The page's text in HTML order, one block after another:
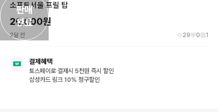
판매
완료
소프트서울 프릴 탑
20,000원
2달 전 29 0 1
결제혜택
토스페이로 결제시 5천원 즉시 할인
삼성카드 링크 10% 청구할인